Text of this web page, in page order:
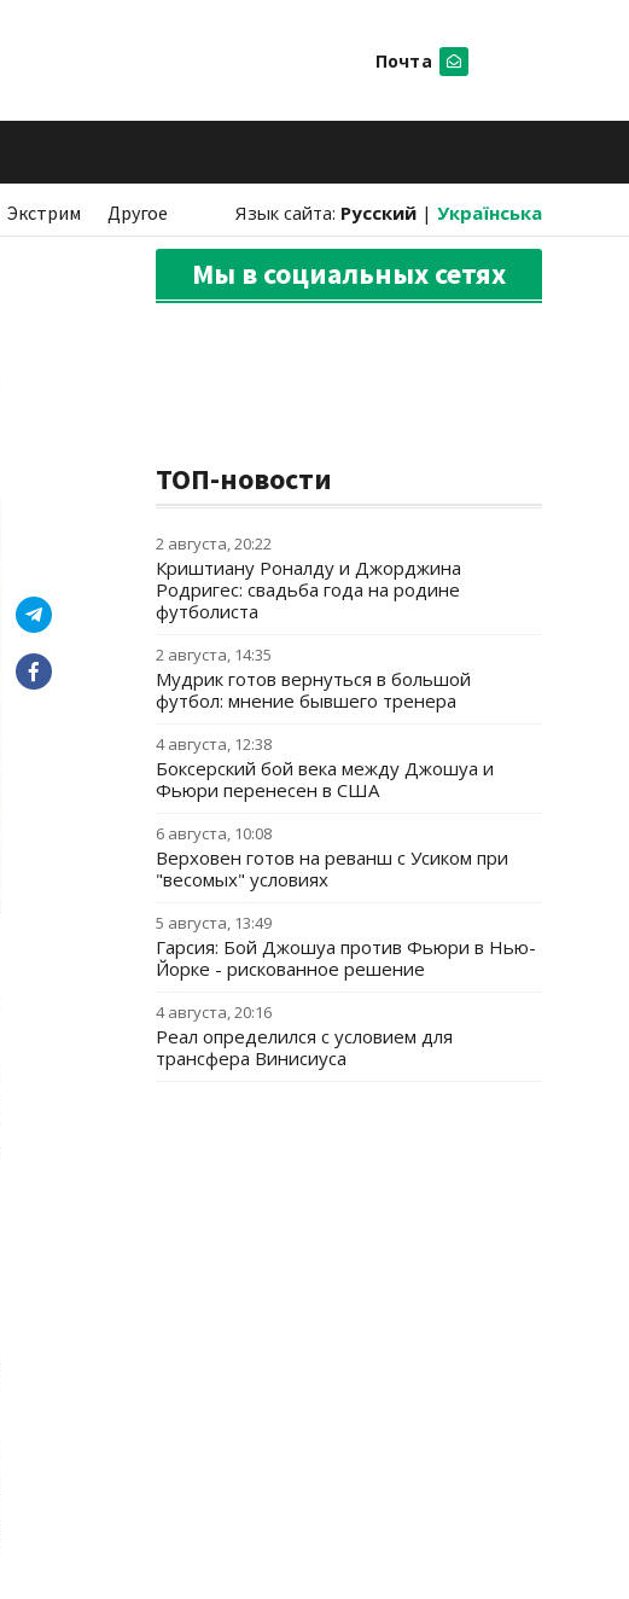
Почта
Экстрим Другое Язык сайта: Русский | Українська
Мы в социальных сетях
ТОП-новости
2 августа, 20:22
Криштиану Роналду и Джорджина
Родригес: свадьба года на родине
футболиста
2 августа, 14:35
Мудрик готов вернуться в большой
футбол: мнение бывшего тренера
4 августа, 12:38
Боксерский бой века между Джошуа и
Фьюри перенесен в США
6 августа, 10:08
Верховен готов на реванш с Усиком при
"весомых" условиях
5 августа, 13:49
Гарсия: Бой Джошуа против Фьюри в Нью-
Йорке - рискованное решение
4 августа, 20:16
Реал определился с условием для
трансфера Винисиуса